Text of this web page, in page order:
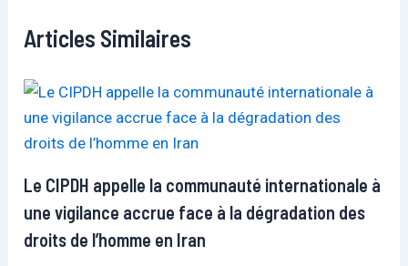
Articles Similaires
Le CIPDH appelle la communauté internationale à
une vigilance accrue face à la dégradation des
droits de l’homme en Iran